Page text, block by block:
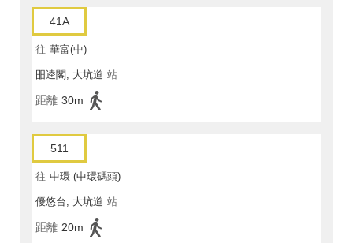
41A
往 華富(中)
昍逵閣, 大坑道 站
距離 30m
511
往 中環 (中環碼頭)
優悠台, 大坑道 站
距離 20m